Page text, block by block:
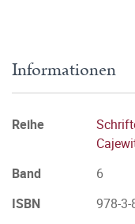
Informationen
Reihe
Band
6
ISBN
978-